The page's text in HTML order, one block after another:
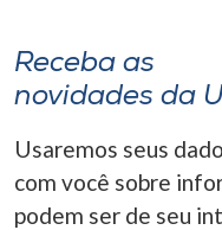
Receba as
novidades da
Usaremos seus
com você sobre
podem ser de seu